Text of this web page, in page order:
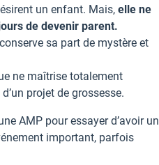
un enfant. Mais, elle ne
de devenir parent.
sa part de mystère et
ne maîtrise totalement
projet de grossesse.
AMP pour essayer d’avoir un
important, parfois